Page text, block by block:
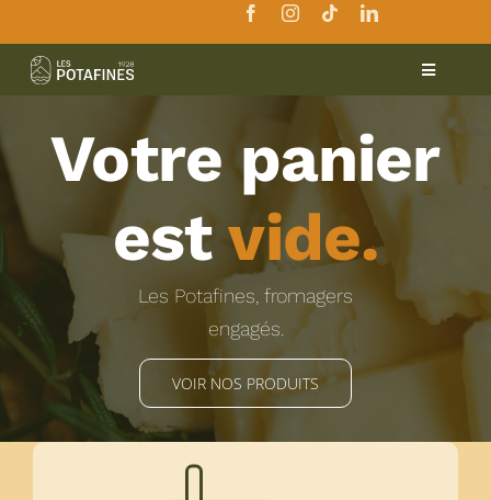
contenu
Toggle
Notre histoire
Où nous trouver ?
Blog & Recettes
Votre panier
estvide.
Les Potafines, fromagers
engagés.
VOIR NOS PRODUITS